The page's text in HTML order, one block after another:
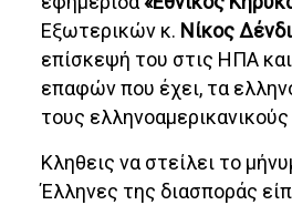
Εξωτερικών κ. Νίκος
επίσκεψή του στις ΗΠΑ
επαφών που έχει, τα
τους
Κληθεις να στείλει το
Έλληνες της διασποράς